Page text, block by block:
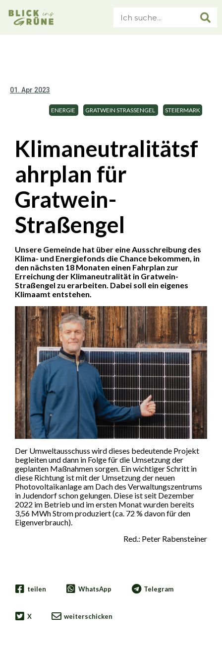
01. Apr 2023
ENERGIE GRATWEIN STRASSENGEL STEIERMARK
Klimaneutralitätsf
ahrplan für
Gratwein-
Straßengel
Unsere Gemeinde hat über eine Ausschreibung des
Klima- und Energiefonds die Chance bekommen, in
den nächsten 18 Monaten einen Fahrplan zur
Erreichung der Klimaneutralität in Gratwein-
Straßengel zu erarbeiten. Dabei soll ein eigenes
Klimaamt entstehen.
Der Umweltausschuss wird dieses bedeutende Projekt
begleiten und dann in Folge für die Umsetzung der
geplanten Maßnahmen sorgen. Ein wichtiger Schritt in
diese Richtung ist mit der Umsetzung der neuen
Photovoltaikanlage am Dach des Verwaltungszentrums
in Judendorf schon gelungen. Diese ist seit Dezember
2022 im Betrieb und im ersten Monat wurden bereits
3,56 MWh Strom produziert (ca. 72 % davon für den
Eigenverbrauch).
Red.: Peter Rabensteiner
teilen WhatsApp Telegram
X weiterschicken